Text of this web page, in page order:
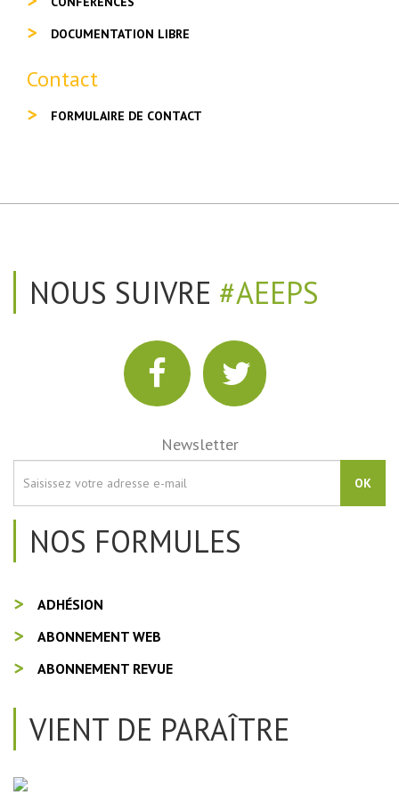
DOCUMENTATION LIBRE
Contact
FORMULAIRE DE CONTACT
NOUS SUIVRE #AEEPS
Newsletter
OK
NOS FORMULES
ADHÉSION
ABONNEMENT WEB
ABONNEMENT REVUE
VIENT DE PARAÎTRE